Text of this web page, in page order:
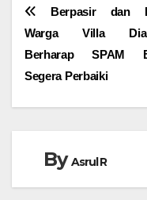
Navigasi
pos
Berpasir dan
Warga Villa
Berharap SPAM
Segera Perbaiki
ByAsrul R